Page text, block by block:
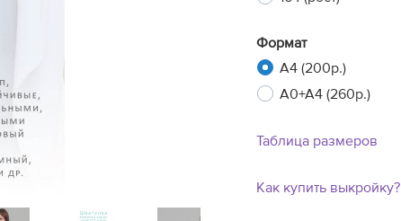
Формат
A4 (200р.)
A0+A4 (260р.)
Таблица размеров
Как купить выкройку?